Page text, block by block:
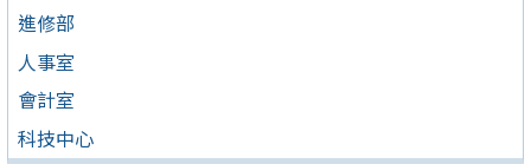
進修部
人事室
會計室
科技中心